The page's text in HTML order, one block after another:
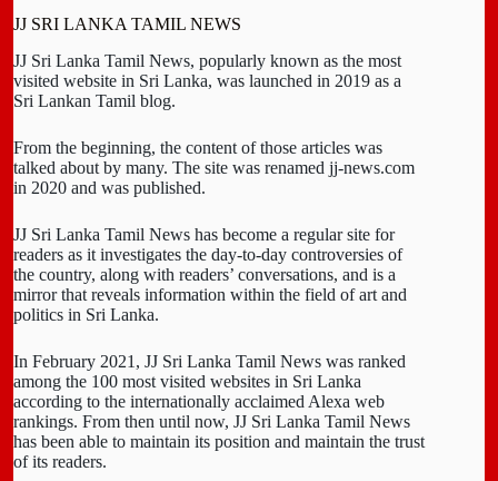
JJ SRI LANKA TAMIL NEWS
JJ Sri Lanka Tamil News, popularly known as the most
visited website in Sri Lanka, was launched in 2019 as a
Sri Lankan Tamil blog.
From the beginning, the content of those articles was
talked about by many. The site was renamed jj-news.com
in 2020 and was published.
JJ Sri Lanka Tamil News has become a regular site for
readers as it investigates the day-to-day controversies of
the country, along with readers’ conversations, and is a
mirror that reveals information within the field of art and
politics in Sri Lanka.
In February 2021, JJ Sri Lanka Tamil News was ranked
among the 100 most visited websites in Sri Lanka
according to the internationally acclaimed Alexa web
rankings. From then until now, JJ Sri Lanka Tamil News
has been able to maintain its position and maintain the trust
of its readers.